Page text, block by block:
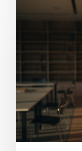
PGE
PGM
concurso
procuradoria:
o